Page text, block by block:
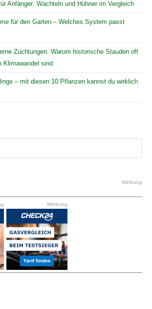
Anfänger: Wachteln und Hühner im Vergleich
für den Garten – Welches System passt
Züchtungen: Warum historische Stauden oft
Klimawandel sind
– mit diesen 10 Pflanzen kannst du wirklich
the
Werbung
Werbung